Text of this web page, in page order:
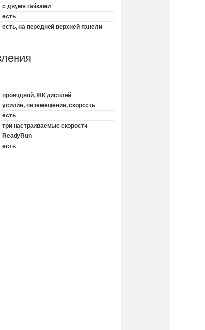
с двумя гайками
есть
есть, на передней верхней панели
проводной, ЖК дисплей
усилие, перемещение, скорость
есть
три настраиваемые скорости
ReadyRun
есть